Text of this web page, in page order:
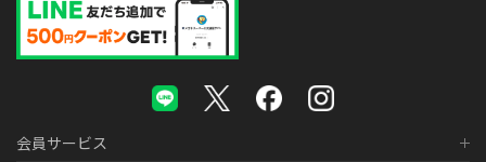
会員サービス